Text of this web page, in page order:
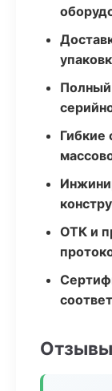
Полный
Гибкие
ОТК и
Отзывы